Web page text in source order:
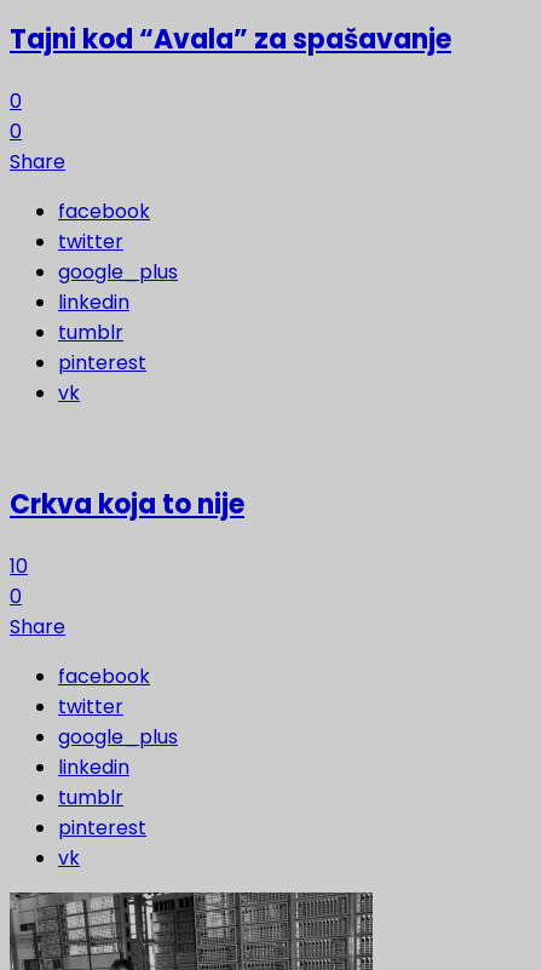
Tajni kod “Avala” za spašavanje
0
0
Share
facebook
twitter
google_plus
linkedin
tumblr
pinterest
vk
Crkva koja to nije
10
0
Share
facebook
twitter
google_plus
linkedin
tumblr
pinterest
vk